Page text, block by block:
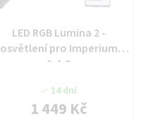
LED RGB Lumina 2 -
osvětlení pro Imperium
2;4;8
14 dní
1 449 Kč